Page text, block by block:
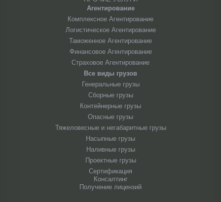
Агентирование
Комплексное Агентирование
Логистическое Агентирование
Таможенное Агентирование
Финансовое Агентирование
Страховое Агентирование
Все виды грузов
Генеральные грузы
Сборные грузы
Контейнерные грузы
Опасные грузы
Тяжеловесные и негабаритные грузы
Насыпные грузы
Наливные грузы
Проектные грузы
Сертификация
Консалтинг
Получение лицензий